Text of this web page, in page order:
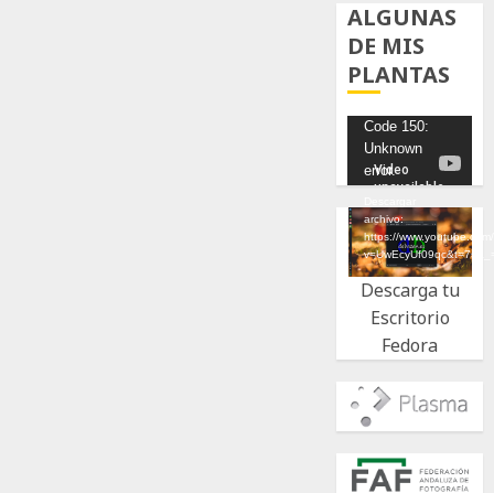
ALGUNAS
DE MIS
PLANTAS
Reproductor
de
vídeo
Code 150:
Unknown
error.
archivo:
https://
Descarga tu
Escritorio
Fedora